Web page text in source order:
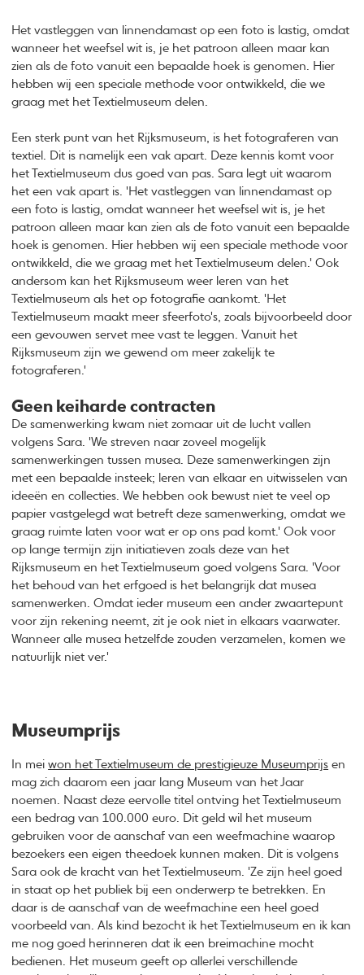
Het vastleggen van linnendamast op een foto is lastig, omdat
wanneer het weefsel wit is, je het patroon alleen maar kan
zien als de foto vanuit een bepaalde hoek is genomen. Hier
hebben wij een speciale methode voor ontwikkeld, die we
graag met het Textielmuseum delen.
Een sterk punt van het Rijksmuseum, is het fotograferen van
textiel. Dit is namelijk een vak apart. Deze kennis komt voor
het Textielmuseum dus goed van pas. Sara legt uit waarom
het een vak apart is. 'Het vastleggen van linnendamast op
een foto is lastig, omdat wanneer het weefsel wit is, je het
patroon alleen maar kan zien als de foto vanuit een bepaalde
hoek is genomen. Hier hebben wij een speciale methode voor
ontwikkeld, die we graag met het Textielmuseum delen.' Ook
andersom kan het Rijksmuseum weer leren van het
Textielmuseum als het op fotografie aankomt. 'Het
Textielmuseum maakt meer sfeerfoto's, zoals bijvoorbeeld door
een gevouwen servet mee vast te leggen. Vanuit het
Rijksmuseum zijn we gewend om meer zakelijk te
fotograferen.'
Geen keiharde contracten
De samenwerking kwam niet zomaar uit de lucht vallen
volgens Sara. 'We streven naar zoveel mogelijk
samenwerkingen tussen musea. Deze samenwerkingen zijn
met een bepaalde insteek; leren van elkaar en uitwisselen van
ideeën en collecties. We hebben ook bewust niet te veel op
papier vastgelegd wat betreft deze samenwerking, omdat we
graag ruimte laten voor wat er op ons pad komt.' Ook voor
op lange termijn zijn initiatieven zoals deze van het
Rijksmuseum en het Textielmuseum goed volgens Sara. 'Voor
het behoud van het erfgoed is het belangrijk dat musea
samenwerken. Omdat ieder museum een ander zwaartepunt
voor zijn rekening neemt, zit je ook niet in elkaars vaarwater.
Wanneer alle musea hetzelfde zouden verzamelen, komen we
natuurlijk niet ver.'
Museumprijs
In meiwon het Textielmuseum de prestigieuze Museumprijs en
mag zich daarom een jaar lang Museum van het Jaar
noemen. Naast deze eervolle titel ontving het Textielmuseum
een bedrag van 100.000 euro. Dit geld wil het museum
gebruiken voor de aanschaf van een weefmachine waarop
bezoekers een eigen theedoek kunnen maken. Dit is volgens
Sara ook de kracht van het Textielmuseum. 'Ze zijn heel goed
in staat op het publiek bij een onderwerp te betrekken. En
daar is de aanschaf van de weefmachine een heel goed
voorbeeld van. Als kind bezocht ik het Textielmuseum en ik kan
me nog goed herinneren dat ik een breimachine mocht
bedienen. Het museum geeft op allerlei verschillende